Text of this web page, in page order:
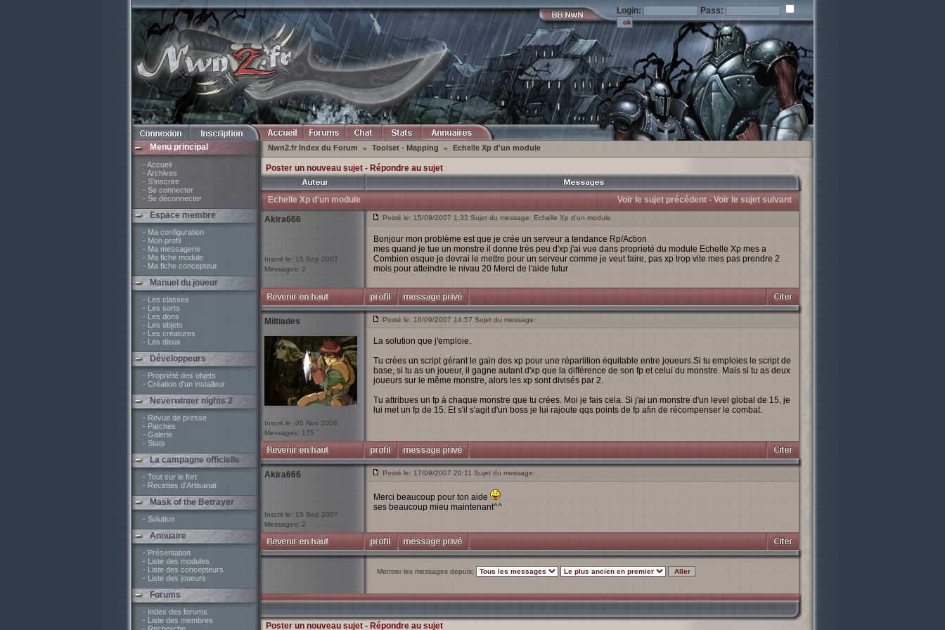
Login: Pass:
Menu principal
- Accueil
- Archives
- S'inscrire
- Se connecter
- Se déconnecter
Espace membre
- Ma configuration
- Mon profil
- Ma messagerie
- Ma fiche module
- Ma fiche concepteur
Manuel du joueur
- Les classes
- Les sorts
- Les dons
- Les objets
- Les créatures
- Les dieux
Développeurs
- Propriété des objets
- Création d'un installeur
Neverwinter nights 2
- Revue de presse
- Patches
- Galerie
- Stats
La campagne officielle
- Tout sur le fort
- Recettes d'Artisanat
Mask of the Betrayer
- Solution
Annuaire
- Présentation
- Liste des modules
- Liste des concepteurs
- Liste des joueurs
Forums
- Index des forums
- Liste des membres
Nwn2.fr Index du Forum » Toolset - Mapping » Echelle Xp d'un module
Poster un nouveau sujet- Répondre au sujet
Echelle Xp d'un module Voir le sujet précédent - Voir le sujet suivant
Akira666
Inscrit le: 15 Sep 2007
Messages: 2
Posté le: 15/09/2007 1:32 Sujet du message: Echelle Xp d'un module
Bonjour mon problème est que je crée un serveur a tendance Rp/Action
mes quand je tue un monstre il donne très peu d'xp j'ai vue dans proprieté du module Echelle Xp mes a
Combien esque je devrai le mettre pour un serveur comme je veut faire, pas xp trop vite mes pas prendre 2
mois pour atteindre le nivau 20 Merci de l'aide futur
Miltiades
Inscrit le: 05 Nov 2006
Messages: 175
Posté le: 16/09/2007 14:57 Sujet du message:
La solution que j'emploie.
Tu crées un script gérant le gain des xp pour une répartition équitable entre joueurs.Si tu emploies le script de
base, si tu as un joueur, il gagne autant d'xp que la différence de son fp et celui du monstre. Mais si tu as deux
joueurs sur le même monstre, alors les xp sont divisés par 2.
Tu attribues un fp à chaque monstre que tu crées. Moi je fais cela. Si j'ai un monstre d'un level global de 15, je
lui met un fp de 15. Et s'il s'agit d'un boss je lui rajoute qqs points de fp afin de récompenser le combat.
Akira666
Inscrit le: 15 Sep 2007
Messages: 2
Posté le: 17/09/2007 20:11 Sujet du message:
Merci beaucoup pour ton aide
ses beaucoup mieu maintenant^^
Montrer les messages depuis:
Poster un nouveau sujet- Répondre au sujet